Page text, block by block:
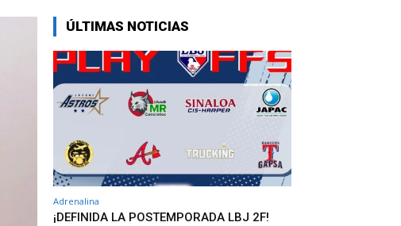
ÚLTIMAS NOTICIAS
Adrenalina
¡DEFINIDA LA POSTEMPORADA LBJ 2F!